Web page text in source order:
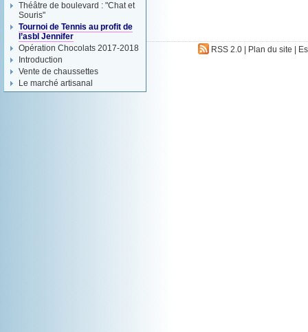
Théâtre de boulevard : "Chat et
Souris"
Tournoi de Tennis au profit de
l’asbl Jennifer
Opération Chocolats 2017-2018
Introduction
Vente de chaussettes
Le marché artisanal
RSS 2.0| Plan du site |